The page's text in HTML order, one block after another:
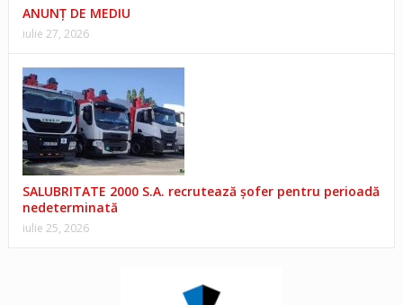
ANUNŢ DE MEDIU
iulie 27, 2026
SALUBRITATE 2000 S.A. recrutează șofer pentru perioadă
nedeterminată
iulie 25, 2026